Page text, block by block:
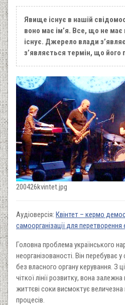
Явище існує в нашій
воно має ім’я. Все, що не має
існує. Джерело влади
з’являється термін, що його
200426kvintet.jpg
Аудіоверсія: Квінтет – кермо
самоорганізації для перетворення
Головна проблема українського
неорганізованості. Він перебуває
без власного органу керування. З
чіткої лінії розвитку, вона залежна
життєві соки висмоктує величезна
процесів.